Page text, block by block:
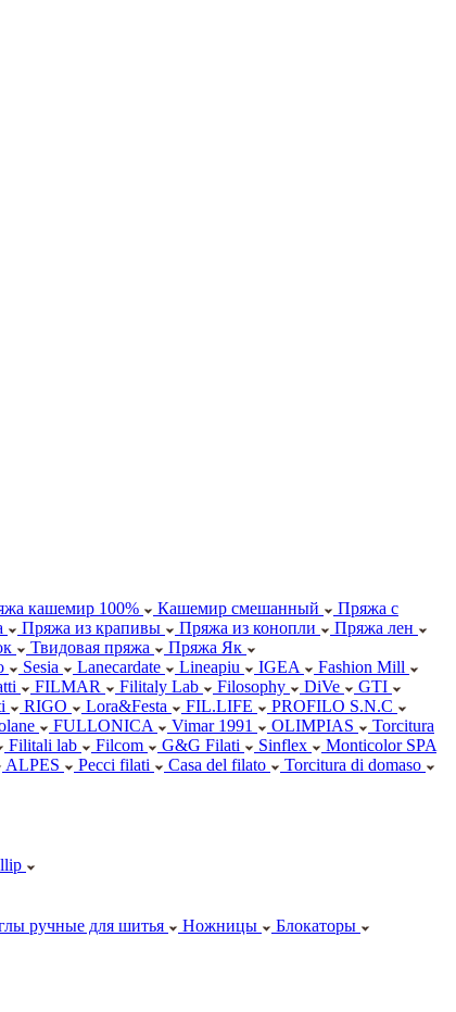
кашемир 100% Кашемир смешанный
Пряжа с
Пряжа из крапивы Пряжа из конопли
Пряжа лен
Твидовая пряжа
Пряжа Як
Sesia Lanecardate Lineapiu IGEA
Fashion Mill
FILMAR Filitaly Lab Filosophy DiVe
GTI
RIGO Lora&Festa FIL.LIFE
PROFILO S.N.C
FULLONICA Vimar 1991 OLIMPIAS
Torcitura
Filitali lab Filcom G&G Filati Sinflex
Monticolor SPA
ALPES Pecci filati Casa del filato
Torcitura di domaso
ручные для шитья Ножницы
Блокаторы